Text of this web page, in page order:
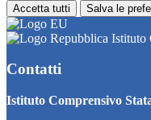
Accetta tutti Salva le
Istituto
Contatti
Istituto Comprensivo